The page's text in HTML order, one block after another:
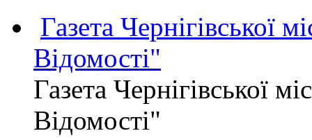
Газета Чернігівської
Відомості"
Газета Чернігівської
Відомості"